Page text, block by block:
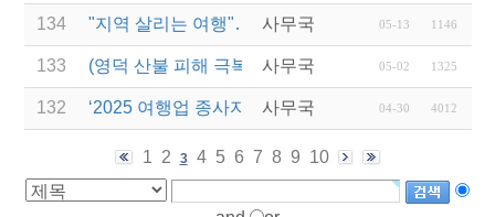
134 "지역 살리는 여행"…관광공사, 산불피해지역 '여행
사무국 05-13 1146
133 (영덕 산불 피해 극복 행사) 여행으로 잇는 희망, 다
사무국 05-02 1325
132 ‘2025 여행업 종사자 직무역량 강화 교육’ 교육생 모
사무국 04-30 4012
1 2 3 4 5 6 7 8 9 10